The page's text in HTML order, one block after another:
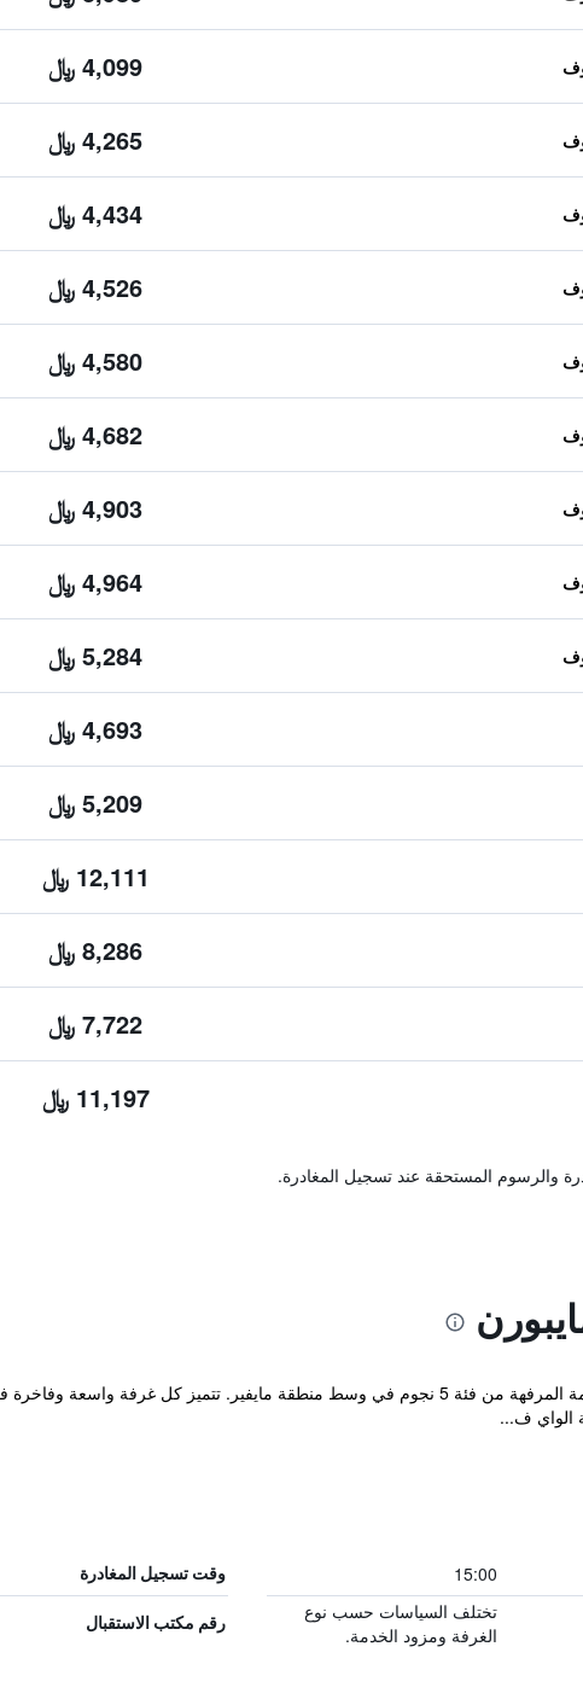
4,099 ﷼
4,265 ﷼
4,434 ﷼
4,526 ﷼
4,580 ﷼
4,682 ﷼
4,903 ﷼
4,964 ﷼
5,284 ﷼
4,693 ﷼
5,209 ﷼
12,111 ﷼
8,286 ﷼
7,722 ﷼
11,197 ﷼
والرسوم المستحقة عند تسجيل المغادرة.
يوفر فندق كلاريدجز الفخم والأنيق الإقامة المرفهة من فئة 5 نجوم في وسط منطقة مايفير.
الواي ف...
15:00 وقت تسجيل المغادرة
تختلف السياسات حسب نوع
الغرفة ومزود الخدمة.
رقم مكتب الاستقبال